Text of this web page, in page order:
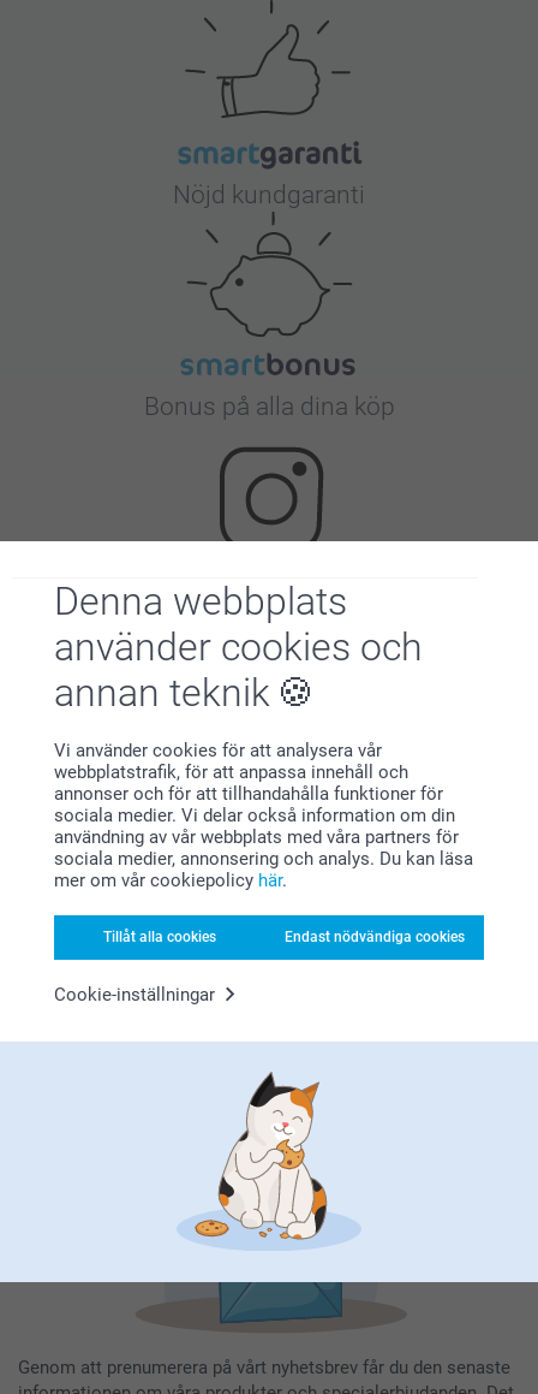
Denna webbplats
använder cookies och
annan teknik
Vi använder cookies för att analysera vår
webbplatstrafik, för att anpassa innehåll och
annonser och för att tillhandahålla funktioner för
sociala medier. Vi delar också information om din
användning av vår webbplats med våra partners för
sociala medier, annonsering och analys. Du kan läsa
mer om vår cookiepolicy här.
Tillåt alla cookies Endast nödvändiga cookies
Cookie-inställningar
Nöjd kundgaranti
Bonus på alla dina köp
Letar du efter inspiration?
Förstklassig kundservice
Registrera dig till vårt nyhetsbrev
Ange din e-postadress här
Genom att prenumerera på vårt nyhetsbrev får du den senaste